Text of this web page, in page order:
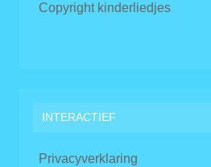
Copyright kinderliedjes
INTERACTIEF
Privacyverklaring